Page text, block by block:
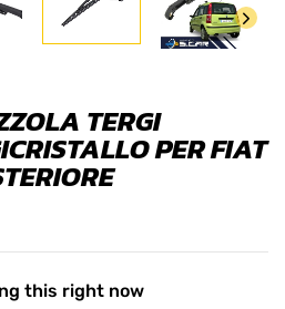
TERGI
PER FIAT
this right now